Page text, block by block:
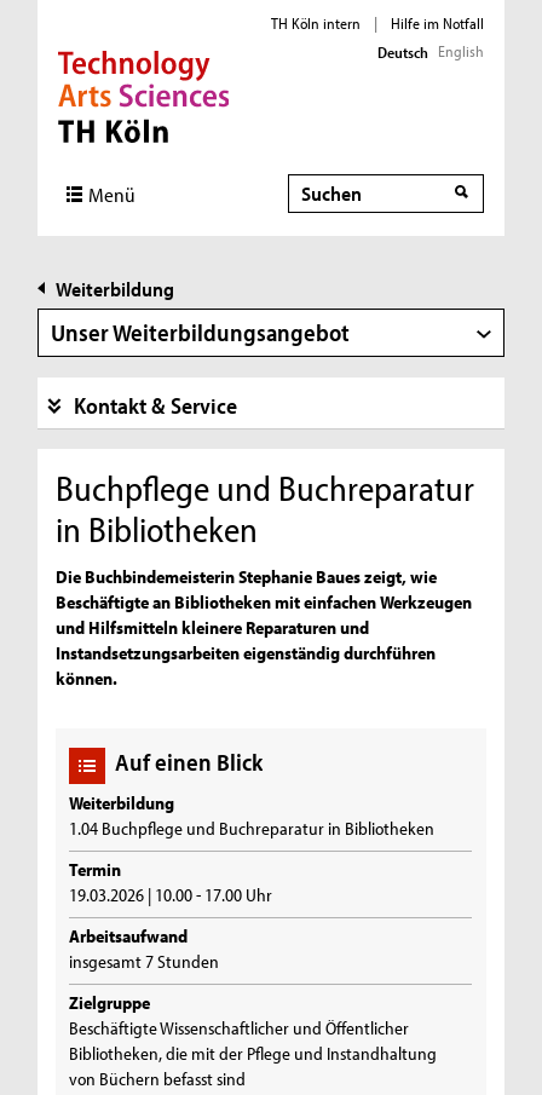
Direkt zur Hauptnavigation
Direkt zur Subnavigation
Direkt zum Inhalt
Direkt zum Fußbereich
TH Köln intern |
Hilfe im Notfall
Deutsch English
Menü Suche
Weiterbildung
Unser Weiterbildungsangebot
Kontakt & Service
Buchpflege und Buchreparatur
in Bibliotheken
Die Buchbindemeisterin Stephanie Baues zeigt, wie
Beschäftigte an Bibliotheken mit einfachen Werkzeugen
und Hilfsmitteln kleinere Reparaturen und
Instandsetzungsarbeiten eigenständig durchführen
können.
Auf einen Blick
Weiterbildung
1.04 Buchpflege und Buchreparatur in Bibliotheken
Termin
19.03.2026 | 10.00 - 17.00 Uhr
Arbeitsaufwand
insgesamt 7 Stunden
Zielgruppe
Beschäftigte Wissenschaftlicher und Öffentlicher
Bibliotheken, die mit der Pflege und Instandhaltung
von Büchern befasst sind